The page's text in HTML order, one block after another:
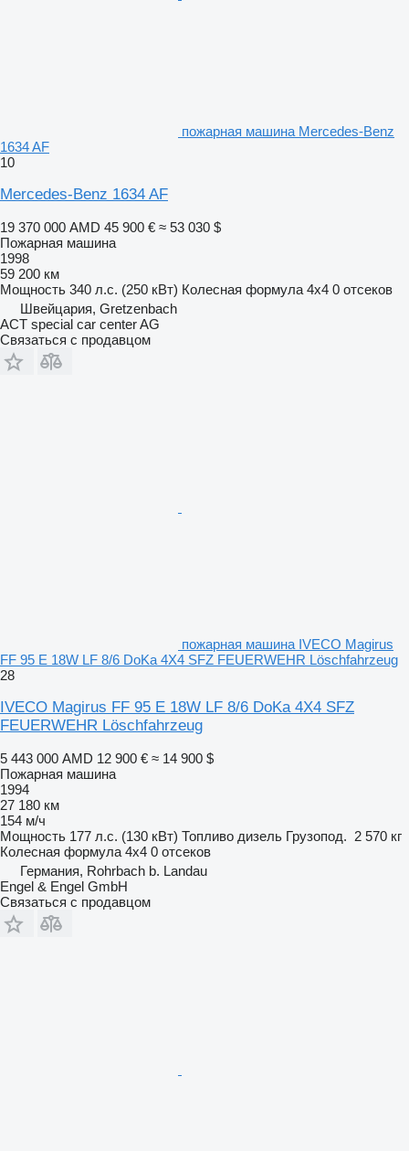
пожарная машина Mercedes-Benz
1634 AF
10
Mercedes-Benz 1634 AF
19 370 000 AMD 45 900 € ≈ 53 030 $
Пожарная машина
1998
59 200 км
Мощность 340 л.с. (250 кВт) Колесная формула 4x4 0 отсеков
Швейцария, Gretzenbach
ACT special car center AG
Связаться с продавцом
пожарная машина IVECO Magirus
FF 95 E 18W LF 8/6 DoKa 4X4 SFZ FEUERWEHR Löschfahrzeug
28
IVECO Magirus FF 95 E 18W LF 8/6 DoKa 4X4 SFZ
FEUERWEHR Löschfahrzeug
5 443 000 AMD 12 900 € ≈ 14 900 $
Пожарная машина
1994
27 180 км
154 м/ч
Мощность 177 л.с. (130 кВт) Топливо дизель Грузопод. 2 570 кг
Колесная формула 4x4 0 отсеков
Германия, Rohrbach b. Landau
Engel & Engel GmbH
Связаться с продавцом